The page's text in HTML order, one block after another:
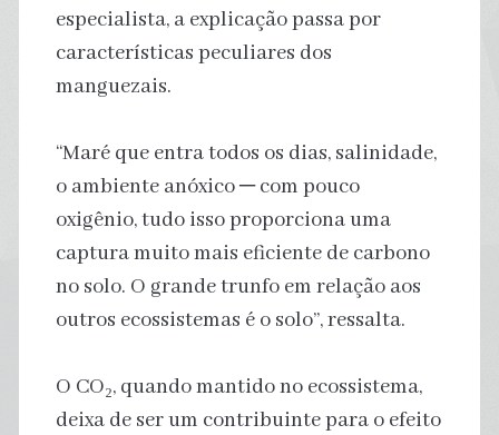
especialista, a explicação passa por
características peculiares dos
manguezais.
“Maré que entra todos os dias, salinidade,
o ambiente anóxico ─ com pouco
oxigênio, tudo isso proporciona uma
captura muito mais eficiente de carbono
no solo. O grande trunfo em relação aos
outros ecossistemas é o solo”, ressalta.
O CO₂, quando mantido no ecossistema,
deixa de ser um contribuinte para o efeito